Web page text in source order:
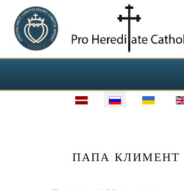
Выберите язык
ПАПА КЛИМЕНТ